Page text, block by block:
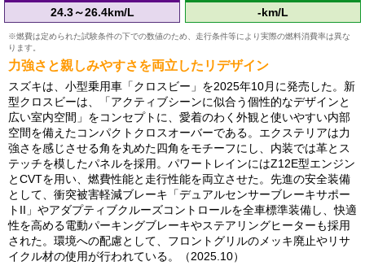
24.3～26.4km/L -km/L
※燃費は定められた試験条件の下での数値のため、走行条件等により実際の燃料消費率は異な
ります。
力強さと親しみやすさを両立したリデザイン
スズキは、小型乗用車「クロスビー」を2025年10月に発売した。新
型クロスビーは、「アクティブシーンに似合う個性的なデザインと
広い室内空間」をコンセプトに、愛着のわく外観と使いやすい内部
空間を備えたコンパクトクロスオーバーである。エクステリアは力
強さを感じさせる角を丸めた四角をモチーフにし、内装では革とス
テッチを模したパネルを採用。パワートレインにはZ12E型エンジン
とCVTを用い、燃費性能と走行性能を両立させた。先進の安全装備
として、衝突被害軽減ブレーキ「デュアルセンサーブレーキサポー
トII」やアダプティブクルーズコントロールを全車標準装備し、快適
性を高める電動パーキングブレーキやステアリングヒーターも採用
された。環境への配慮として、フロントグリルのメッキ廃止やリサ
イクル材の使用が行われている。（2025.10）